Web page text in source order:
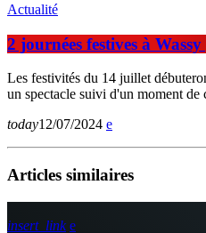
Actualité
2 journées festives à
Les festivités du 14 juillet
un spectacle suivi d'un moment
today12/07/2024
Articles similaires
insert_link